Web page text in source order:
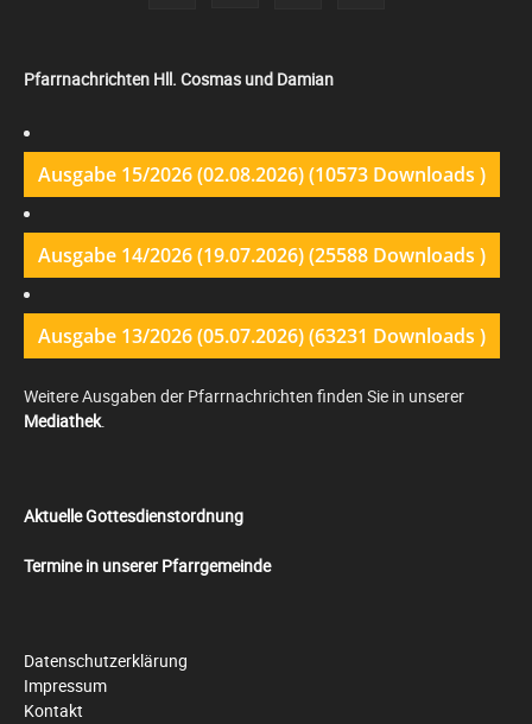
Pfarrnachrichten Hll. Cosmas und Damian
Ausgabe 15/2026 (02.08.2026) (10573 Downloads )
Ausgabe 14/2026 (19.07.2026) (25588 Downloads )
Ausgabe 13/2026 (05.07.2026) (63231 Downloads )
Weitere Ausgaben der Pfarrnachrichten finden Sie in unserer
Mediathek.
Aktuelle Gottesdienstordnung
Termine in unserer Pfarrgemeinde
Datenschutzerklärung
Impressum
Kontakt